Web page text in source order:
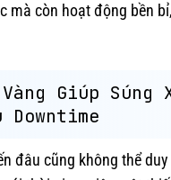
mà còn hoạt động bền
Giúp Súng
đâu cũng không thể